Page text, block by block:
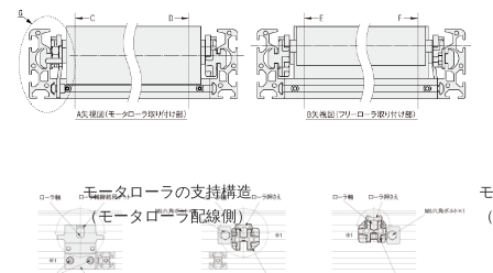
モータローラの支持構造
（モータローラ配線側）